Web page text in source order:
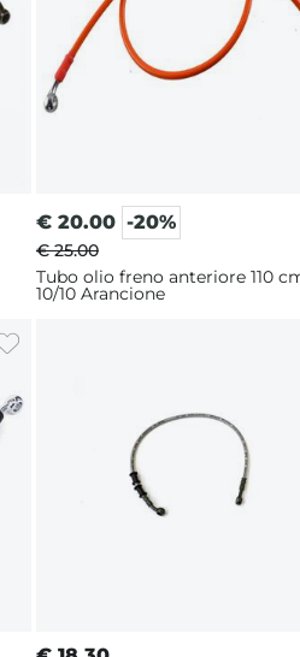
€ 20.00 -20%
€ 25.00
Tubo olio freno anteriore 110
10/10 Arancione